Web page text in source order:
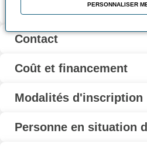
Modalités d’évaluation
Contact
Coût et financement
Modalités d'inscription
Personne en situation
PERSONNALISER